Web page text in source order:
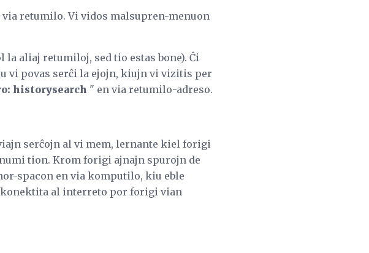
retumilo. Vi vidos malsupren-menuon
aliaj retumiloj, sed tio estas bone). Ĉi
vi povas serĉi la ejojn, kiujn vi vizitis per
historysearch " en via retumilo-adreso.
serĉojn al vi mem, lernante kiel forigi
tion. Krom forigi ajnajn spurojn de
spacon en via komputilo, kiu eble
konektita al interreto por forigi vian